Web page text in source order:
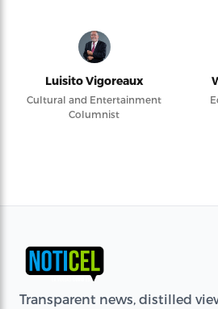
Luisito Vigoreaux
Cultural and Entertainment
Columnist
Transparent news, distilled